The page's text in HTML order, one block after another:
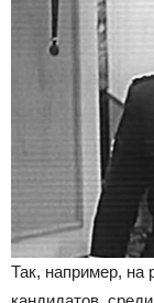
Так, например, на